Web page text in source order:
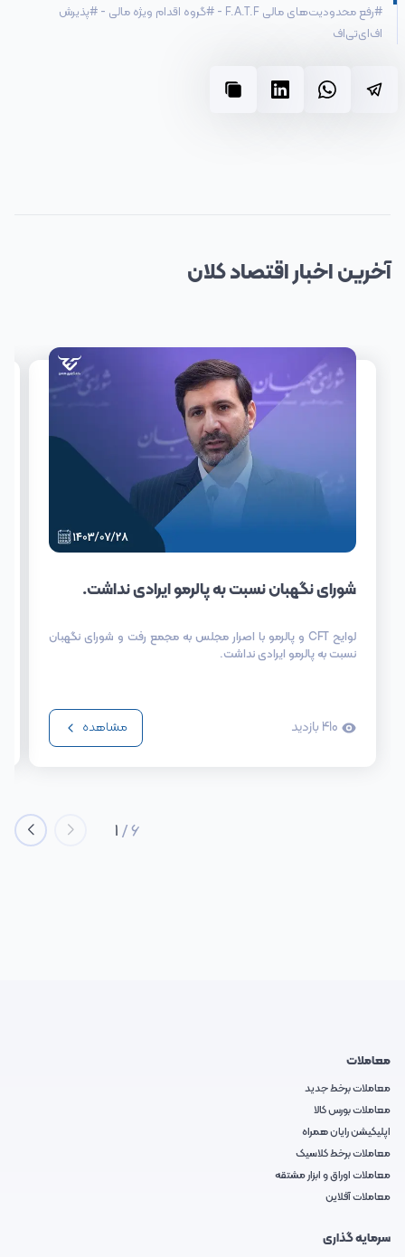
#رفع محدودیت‌های مالی F.A.T.F -
#گروه اقدام ویژه مالی -
#پذیرش
اف‌ای‌تی‌اف
آخریناخباراقتصاد کلان
شورای نگهبان نسبت به پالرمو ایرادی نداشت.
لوایح CFT و پالرمو با اصرار مجلس به مجمع رفت و شورای نگهبان
نسبت به پالرمو ایرادی نداشت.
410 بازدید مشاهده
1/6
معاملات
معاملات برخط جدید
معاملات بورس کالا
اپلیکیشن رایان همراه
معاملات برخط کلاسیک
معاملات اوراق و ابزار مشتقه
معاملات آفلاین
سرمایه گذاری